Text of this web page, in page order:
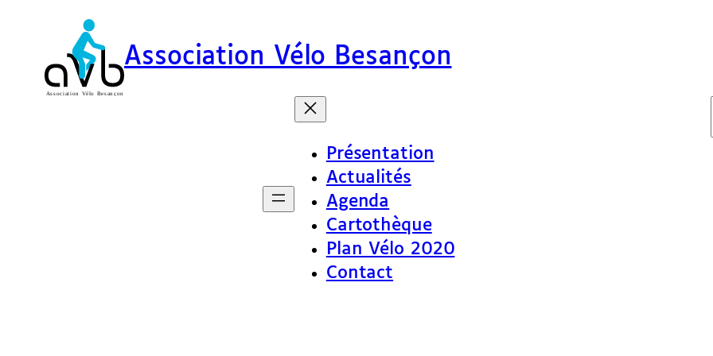
Association Vélo Besançon
Présentation
Actualités
Agenda
Cartothèque
Plan Vélo 2020
Contact